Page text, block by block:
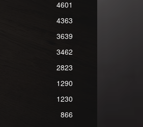
4601
4363
3639
3462
2823
1290
1230
866